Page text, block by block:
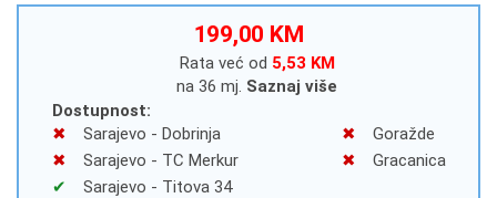
199,00 KM
Rata već od 5,53 KM
na 36 mj. Saznaj više
Dostupnost:
Sarajevo - Dobrinja
Sarajevo - TC Merkur
Sarajevo - Titova 34
Goražde
Gracanica